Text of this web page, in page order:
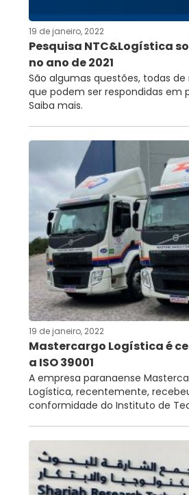
CONTATO
19 de janeiro, 2022
Pesquisa NTC&Logística
no ano de 2021
São algumas questões, todas
que podem ser respondidas em
Saiba mais.
19 de janeiro, 2022
Mastercargo Logística é
a ISO 39001
A empresa paranaense
Logística, recentemente,
conformidade do Instituto de